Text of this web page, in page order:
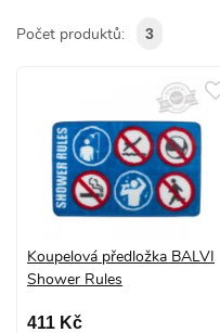
Počet produktů: 3
Koupelová předložka BALVI
Shower Rules
411 Kč